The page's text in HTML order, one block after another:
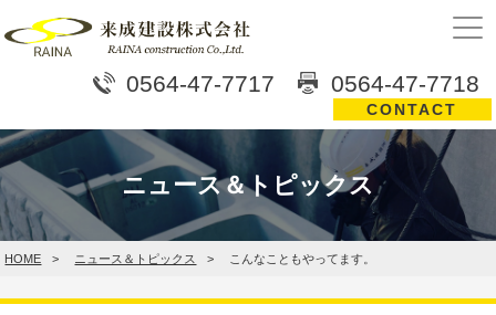
0564-47-7717 0564-47-7718
CONTACT
ニュース＆トピックス
HOME ニュース＆トピックス こんなこともやってます。